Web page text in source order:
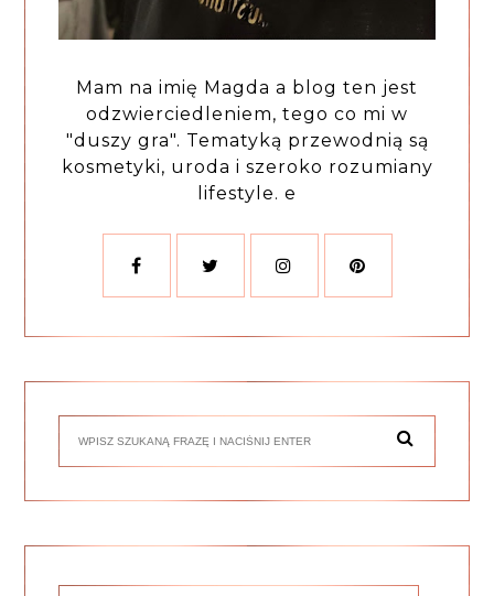
Mam na imię Magda a blog ten jest
odzwierciedleniem, tego co mi w
"duszy gra". Tematyką przewodnią są
kosmetyki, uroda i szeroko rozumiany
lifestyle. e